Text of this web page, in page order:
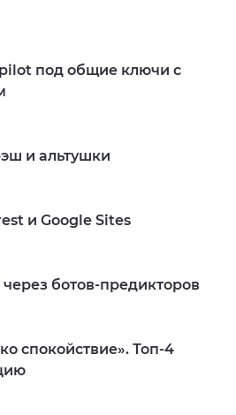
под общие ключи с
и альтушки
и Google Sites
ботов-предикторов
спокойствие». Топ-4